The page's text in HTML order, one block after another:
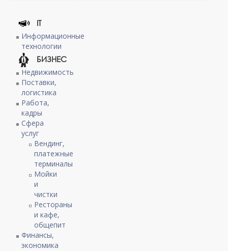
IT
Информационные
технологии
БИЗНЕС
Недвижимость
Поставки,
логистика
Работа,
кадры
Сфера
услуг
Вендинг,
платежные
терминалы
Мойки
и
чистки
Рестораны
и кафе,
общепит
Финансы,
экономика